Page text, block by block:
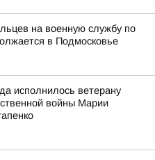
на военную службу по
в Подмосковье
исполнилось ветерану
войны Марии